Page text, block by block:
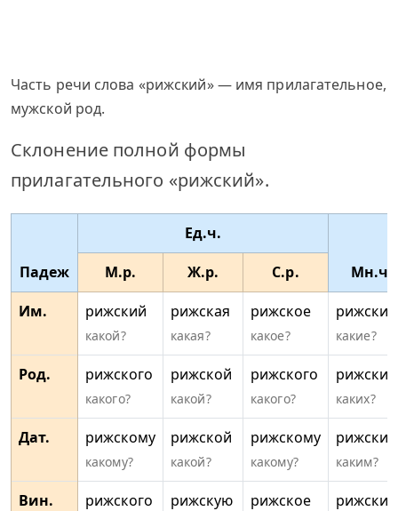
Часть речи слова «рижский» — имя прилагательное,
мужской род.
Склонение полной формы
прилагательного «рижский».
Падеж
Ед.ч.
Мн.ч.
М.р. Ж.р.
С.р.
Им.
рижский
какой?
рижская
какая?
рижское
какое?
рижские
какие?
Род. рижского
какого?
рижской
какой?
рижского
какого?
рижских
каких?
Дат. рижскому
какому?
рижской
какой?
рижскому
какому?
рижским
каким?
Вин. рижского рижскую рижское рижских